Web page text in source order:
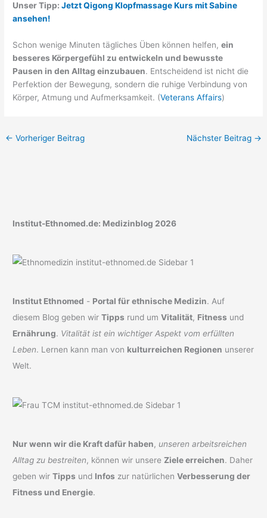
Unser Tipp:Jetzt Qigong Klopfmassage Kurs mit Sabine
ansehen!
Schon wenige Minuten tägliches Üben können helfen,ein
besseres Körpergefühl zu entwickeln und bewusste
Pausen in den Alltag einzubauen. Entscheidend ist nicht die
Perfektion der Bewegung, sondern die ruhige Verbindung von
Körper, Atmung und Aufmerksamkeit. (Veterans Affairs)
← Vorheriger Beitrag Nächster Beitrag →
Institut-Ethnomed.de: Medizinblog 2026
Institut Ethnomed - Portal für ethnische Medizin. Auf
diesem Blog geben wirTipps rund umVitalität, Fitness und
Ernährung. Vitalität ist ein wichtiger Aspekt vom erfüllten
Leben. Lernen kann man von kulturreichen Regionen unserer
Welt.
Nur wenn wir die Kraft dafür haben, unseren arbeitsreichen
Alltag zu bestreiten, können wir unsereZiele erreichen. Daher
geben wirTipps und Infos zur natürlichenVerbesserung der
Fitness und Energie.